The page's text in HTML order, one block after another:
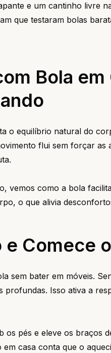
e um cantinho livre
que testaram bolas
Bola
o equilíbrio natural do
flui sem forçar as
vemos como a bola
o que alivia
e Comece
sem bater em móveis.
Isso ativa a
os pés e eleve os braços
casa conta que o